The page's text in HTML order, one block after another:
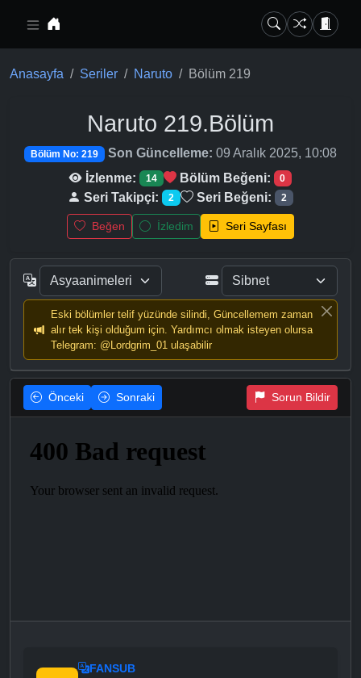
Anasayfa Seriler Naruto Bölüm 219
Naruto 219.Bölüm
Bölüm No: 219 Son Güncelleme: 09 Aralık 2025, 10:08
İzlenme:
14 Bölüm Beğeni: 0
Seri Takipçi: 2 Seri Beğeni: 2
Beğen İzledim Seri Sayfası
Eski bölümler telif yüzünde silindi, Güncellemem zaman
alır tek kişi olduğum için. Yardımcı olmak isteyen olursa
Telegram: @Lordgrim_01 ulaşabilir
Önceki Sonraki Sorun Bildir
FANSUB